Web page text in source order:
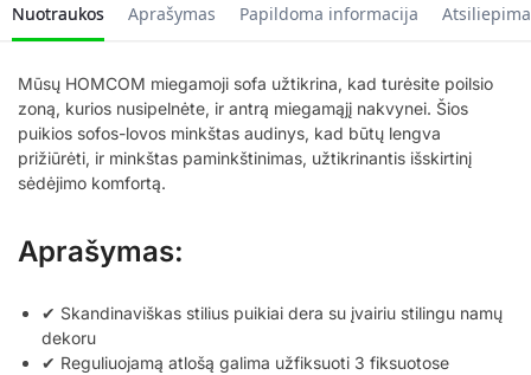
Nuotraukos Aprašymas Papildoma informacija
Mūsų HOMCOM miegamoji sofa užtikrina, kad turėsite poilsio
zoną, kurios nusipelnėte, ir antrą miegamąjį nakvynei. Šios
puikios sofos-lovos minkštas audinys, kad būtų lengva
prižiūrėti, ir minkštas paminkštinimas, užtikrinantis išskirtinį
sėdėjimo komfortą.
Aprašymas:
✔ Skandinaviškas stilius puikiai dera su įvairiu stilingu namų
dekoru
✔ Reguliuojamą atlošą galima užfiksuoti 3 fiksuotose